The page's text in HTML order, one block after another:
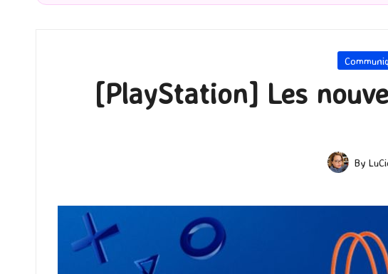
Posted
[PlayStation] Les
Posted
By